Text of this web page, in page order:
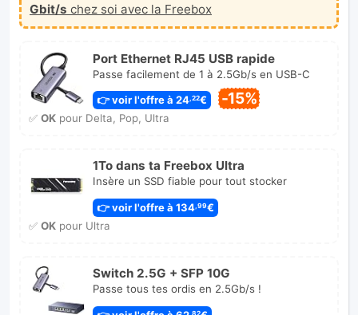
Gbit/s chez soi avec la Freebox
Port Ethernet RJ45 USB rapide
Passe facilement de 1 à 2.5Gb/s en USB-C
👉 voir l'offre à 24 ,22€ -15%
✅ OKpour Delta, Pop, Ultra
1To dans ta Freebox Ultra
Insère un SSD fiable pour tout stocker
👉 voir l'offre à 134 ,99€
✅ OKpour Ultra
Switch 2.5G + SFP 10G
Passe tous tes ordis en 2.5Gb/s !
,82